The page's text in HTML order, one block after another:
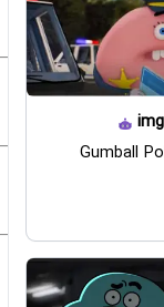
Gumball